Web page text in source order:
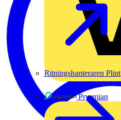
Prysmian
Ritningshanteraren Plint